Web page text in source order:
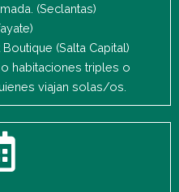
(Seclantas)
(Salta Capital)
habitaciones triples o
viajan solas/os.